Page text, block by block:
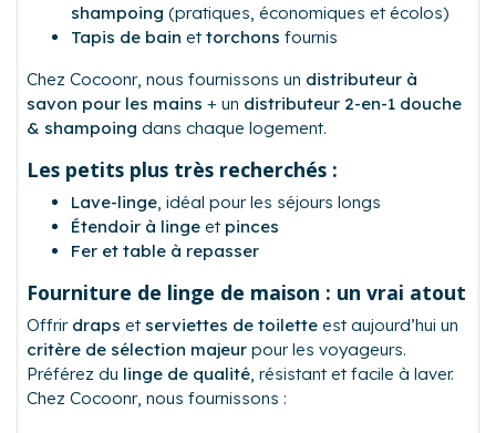
shampoing (pratiques, économiques et écolos)
Tapis de bain et torchons fournis
Chez Cocoonr, nous fournissons un distributeur à
savon pour les mains + un distributeur 2-en-1 douche
& shampoing dans chaque logement.
Les petits plus très recherchés :
Lave-linge , idéal pour les séjours longs
Étendoir à linge et pinces
Fer et table à repasser
Fourniture de linge de maison : un vrai atout
Offrir draps et serviettes de toilette est aujourd’hui un
critère de sélection majeur pour les voyageurs.
Préférez du linge de qualité , résistant et facile à laver.
Chez Cocoonr, nous fournissons :